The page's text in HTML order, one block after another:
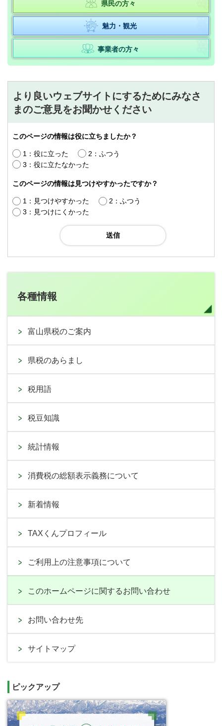
県民の方々
魅力・観光
事業者の方々
より良いウェブサイトにするためにみなさ
まのご意見をお聞かせください
このページの情報は役に立ちましたか？
1：役に立った
2：ふつう
3：役に立たなかった
このページの情報は見つけやすかったですか？
1：見つけやすかった
2：ふつう
3：見つけにくかった
各種情報
富山県税のご案内
県税のあらまし
税用語
税豆知識
統計情報
消費税の総額表示義務について
新着情報
TAXくんプロフィール
ご利用上の注意事項について
このホームページに関するお問い合わせ
お問い合わせ先
サイトマップ
ピックアップ